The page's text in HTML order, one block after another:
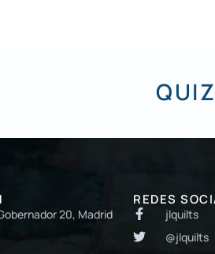
20, Madrid
REDES
jlquilts
@jlquilts